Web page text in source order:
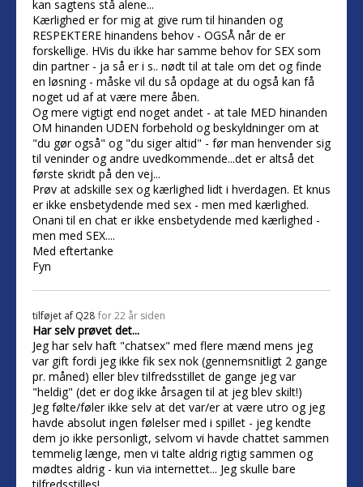
kan sagtens stå alene...
Kærlighed er for mig at give rum til hinanden og
RESPEKTERE hinandens behov - OGSÅ når de er
forskellige. HVis du ikke har samme behov for SEX som
din partner - ja så er i s.. nødt til at tale om det og finde
en løsning - måske vil du så opdage at du også kan få
noget ud af at være mere åben.
Og mere vigtigt end noget andet - at tale MED hinanden
OM hinanden UDEN forbehold og beskyldninger om at
"du gør også" og "du siger altid" - før man henvender sig
til veninder og andre uvedkommende...det er altså det
første skridt på den vej...
Prøv at adskille sex og kærlighed lidt i hverdagen. Et knus
er ikke ensbetydende med sex - men med kærlighed.
Onani til en chat er ikke ensbetydende med kærlighed -
men med SEX....
Med eftertanke
Fyn
tilføjet af Q28 for 22 år siden
Har selv prøvet det...
Jeg har selv haft "chatsex" med flere mænd mens jeg
var gift fordi jeg ikke fik sex nok (gennemsnitligt 2 gange
pr. måned) eller blev tilfredsstillet de gange jeg var
"heldig" (det er dog ikke årsagen til at jeg blev skilt!)
Jeg følte/føler ikke selv at det var/er at være utro og jeg
havde absolut ingen følelser med i spillet - jeg kendte
dem jo ikke personligt, selvom vi havde chattet sammen
temmelig længe, men vi talte aldrig rigtig sammen og
mødtes aldrig - kun via internettet... Jeg skulle bare